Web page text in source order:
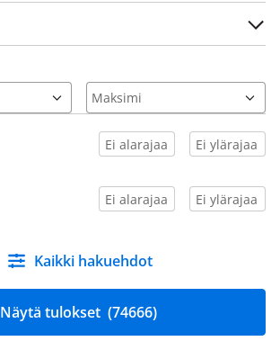
Kaikki hakuehdot
Näytä tulokset (74666)